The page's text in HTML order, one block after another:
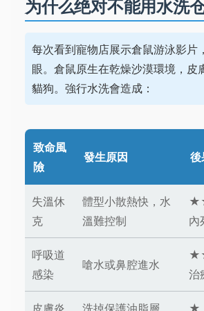
为什么绝对不能用水洗
每次看到寵物店展示倉鼠游泳影片
眼。倉鼠原生在乾燥沙漠環境，皮
貓狗。強行水洗會造成：
致命風
險
發生原因 後
失溫休
克
體型小散熱快，水
溫難控制
內
呼吸道
感染
嗆水或鼻腔進水
治
皮膚炎 洗掉保護油脂層 ★